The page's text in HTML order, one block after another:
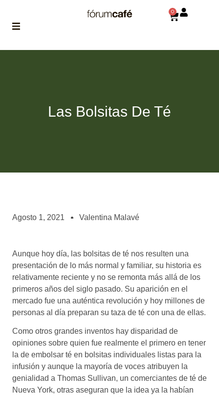
asociados
el café siempre tiene
algo nuevo que
enseñarnos
BOLSA DE TRABAJO
¡te imaginas vivir de tu pasión
por el café?
CONTACTO
¡queremos saber
de ti!
0
Las Bolsitas De Té
Agosto 1, 2021 Valentina Malavé
Aunque hoy día, las bolsitas de té nos resulten una
presentación de lo más normal y familiar, su historia es
relativamente reciente y no se remonta más allá de los
primeros años del siglo pasado. Su aparición en el
mercado fue una auténtica revolución y hoy millones de
personas al día preparan su taza de té con una de ellas.
Como otros grandes inventos hay disparidad de
opiniones sobre quien fue realmente el primero en tener
la de embolsar té en bolsitas individuales listas para la
infusión y aunque la mayoría de voces atribuyen la
genialidad a Thomas Sullivan, un comerciantes de té de
Nueva York, otras aseguran que la idea ya la habían